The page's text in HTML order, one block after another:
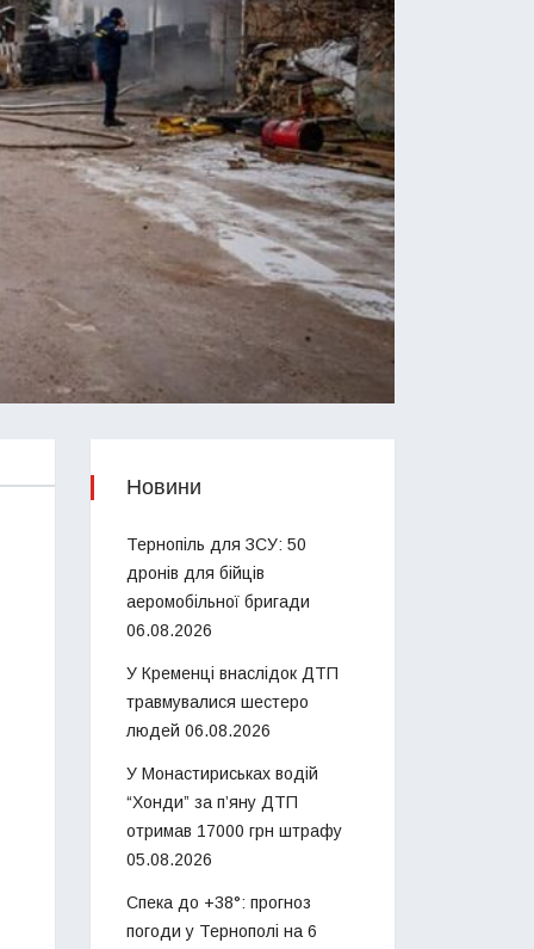
Новини
Тернопіль для ЗСУ: 50
дронів для бійців
аеромобільної бригади
06.08.2026
У Кременці внаслідок ДТП
травмувалися шестеро
людей 06.08.2026
У Монастириськах водій
“Хонди” за п’яну ДТП
отримав 17000 грн штрафу
05.08.2026
Спека до +38°: прогноз
погоди у Тернополі на 6